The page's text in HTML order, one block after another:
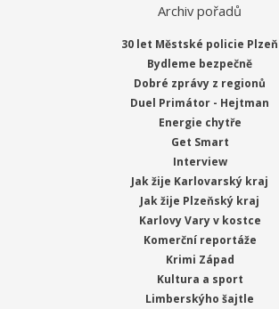
Archiv pořadů
30 let Městské policie Plzeň
Bydleme bezpečně
Dobré zprávy z regionů
Duel Primátor - Hejtman
Energie chytře
Get Smart
Interview
Jak žije Karlovarský kraj
Jak žije Plzeňský kraj
Karlovy Vary v kostce
Komerční reportáže
Krimi Západ
Kultura a sport
Limberskýho šajtle